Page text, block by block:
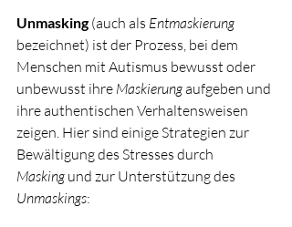
Unmasking (auch als Entmaskierung
bezeichnet) ist der Prozess, bei dem
Menschen mit Autismus bewusst oder
unbewusst ihre Maskierung aufgeben und
ihre authentischen Verhaltensweisen
zeigen. Hier sind einige Strategien zur
Bewältigung des Stresses durch
Masking und zur Unterstützung des
Unmaskings: